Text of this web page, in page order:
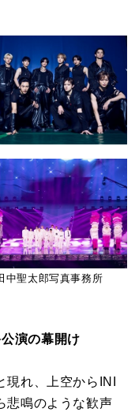
中聖太郎写真事務所
演の幕開け
れ、上空からINI
悲鳴のような歓声